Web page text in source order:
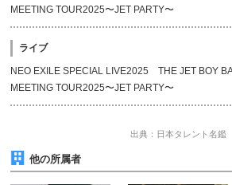
MEETING TOUR2025〜JET PARTY〜
ライブ
NEO EXILE SPECIAL LIVE2025 THE JET BOY
MEETING TOUR2025〜JET PARTY〜
出典：日本タレント名鑑
他の所属者